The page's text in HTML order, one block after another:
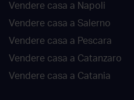
Vendere casa a Napoli
Vendere casa a Salerno
Vendere casa a Pescara
Vendere casa a Catanzaro
Vendere casa a Catania